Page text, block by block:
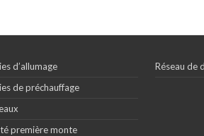
d’allumage
de préchauffage
première monte
Réseau de